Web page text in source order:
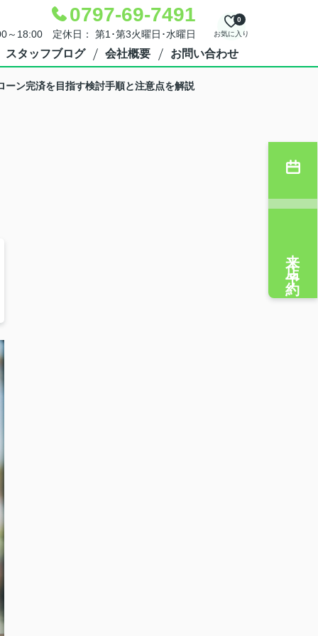
0797-69-7491
～18:00 定休日： 第1･第3火曜日･水曜日 お気に入り
0
スタッフブログ 会社概要 お問い合わせ
ン完済を目指す検討手順と注意点を解説
来店予約